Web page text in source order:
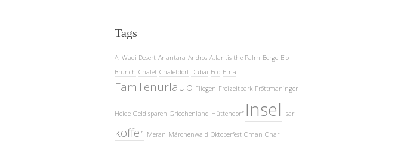
Tags
Al Wadi Desert Anantara Andros Atlantis the Palm Berge Bio
Brunch Chalet Chaletdorf Dubai Eco Etna
Familienurlaub Fliegen Freizeitpark Fröttmaninger
Heide Geld sparen Griechenland Hüttendorf Insel Isar
koffer Meran Märchenwald Oktoberfest Oman Onar